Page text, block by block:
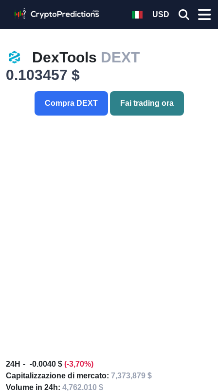
USD
DexTools DEXT
0.103457 $
Compra DEXT Fai trading ora
24H -0.0040 $ (-3,70%)
Capitalizzazione di mercato: 7,373,879 $
Volume in 24h: 4,762.010 $